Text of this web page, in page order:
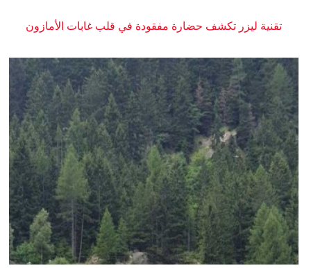
تقنية ليزر تكشف حضارة مفقودة في قلب غابات الأمازون